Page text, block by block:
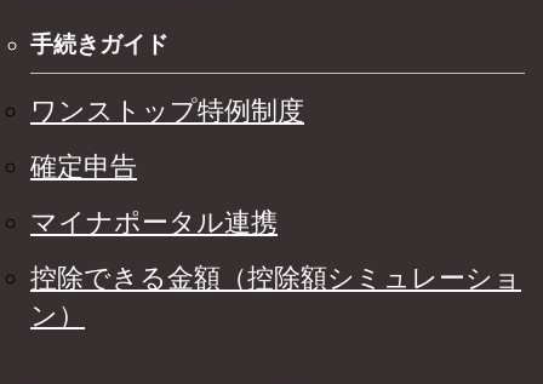
手続きガイド
ワンストップ特例制度
確定申告
マイナポータル連携
控除できる金額（控除額シミュレーショ
ン）